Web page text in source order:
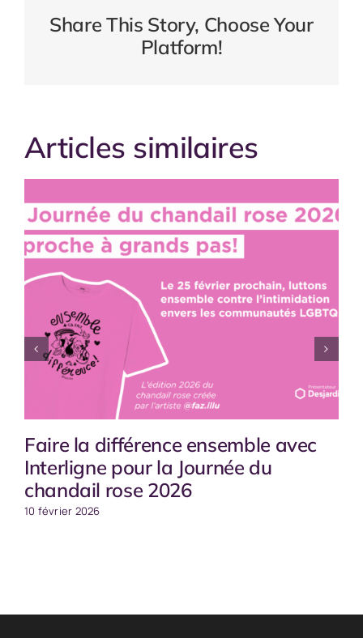
Share This Story, Choose Your
Platform!
Articles similaires
Faire la différence ensemble avec
Interligne pour la Journée du
chandail rose 2026
10 février 2026